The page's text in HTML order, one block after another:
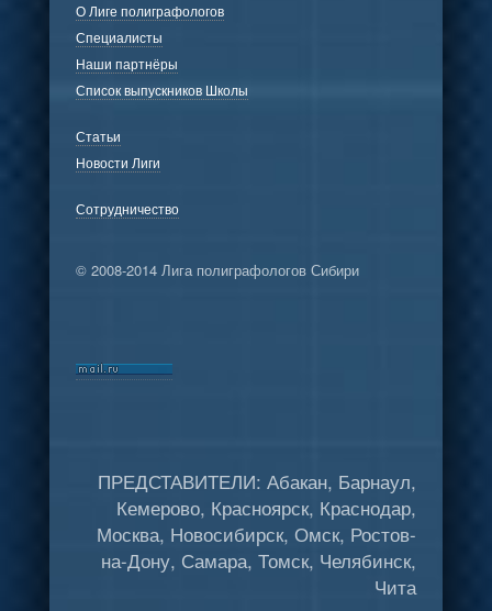
О Лиге полиграфологов
Специалисты
Наши партнёры
Список выпускников Школы
Статьи
Новости Лиги
Сотрудничество
© 2008-2014 Лига полиграфологов Сибири
ПРЕДСТАВИТЕЛИ: Абакан, Барнаул,
Кемерово, Красноярск, Краснодар,
Москва, Новосибирск, Омск, Ростов-
на-Дону, Самара, Томск, Челябинск,
Чита